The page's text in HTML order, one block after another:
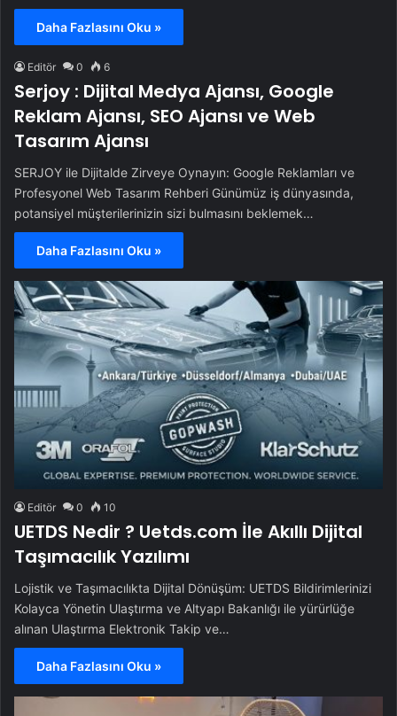
Daha Fazlasını Oku »
Editör 0 6
Serjoy : Dijital Medya Ajansı, Google
Reklam Ajansı, SEO Ajansı ve Web
Tasarım Ajansı
SERJOY ile Dijitalde Zirveye Oynayın: Google Reklamları ve
Profesyonel Web Tasarım Rehberi Günümüz iş dünyasında,
potansiyel müşterilerinizin sizi bulmasını beklemek…
Daha Fazlasını Oku »
Editör 0 10
UETDS Nedir ? Uetds.com İle Akıllı Dijital
Taşımacılık Yazılımı
Lojistik ve Taşımacılıkta Dijital Dönüşüm: UETDS Bildirimlerinizi
Kolayca Yönetin Ulaştırma ve Altyapı Bakanlığı ile yürürlüğe
alınan Ulaştırma Elektronik Takip ve…
Daha Fazlasını Oku »